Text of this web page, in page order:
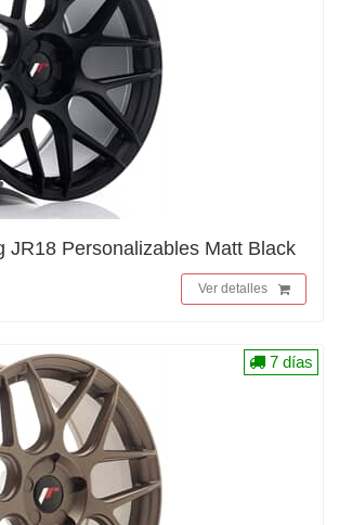
JR18 Personalizables Matt Black
Ver detalles
7 días